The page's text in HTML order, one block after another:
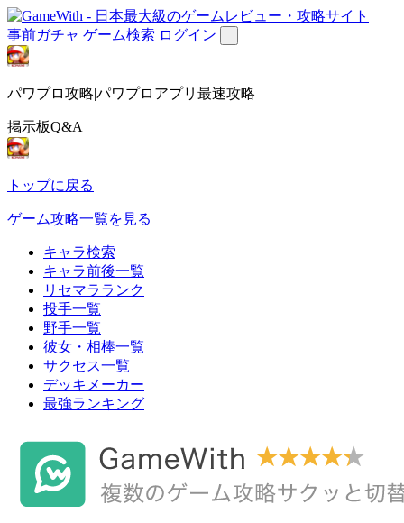
事前ガチャ ゲーム検索 ログイン
パワプロ攻略|パワプロアプリ最速攻略
掲示板Q&A
トップに戻る
ゲーム攻略一覧を見る
キャラ検索
キャラ前後一覧
リセマラランク
投手一覧
野手一覧
彼女・相棒一覧
サクセス一覧
デッキメーカー
最強ランキング